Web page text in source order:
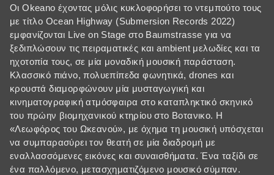
Οι Okeano έχοντας μόλις κυκλοφορήσει το ντεμπούτο τους
με τίτλο Ocean Highway (Submersion Records 2022)
εμφανίζονται Live on Stage στo Baumstrasse για να
ξεδιπλώσουν τις πειραματικές και ambient μελωδίες και τα
ηχοτοπία τους, σε μία μοναδική μουσική παράσταση.
Κλασσικό πιάνο, πολυεπίπεδα φωνητικά, drones και
κρουστά διαμορφώνουν μία μυσταγωγική και
κινηματογραφική ατμόσφαιρα στο καταπληκτικό σκηνικό
του πρώην βιομηχανικού κτηρίου στο Βοτανικο. Η
«Λεωφόρος του Ωκεανού», με όχημα τη μουσική υπόσχεται
να συμπαρασύρει τον θεατή σε μία διαδρομή με
εναλλασσόμενες εικόνες και συναισθήματα. Ένα ταξίδι σε
ένα παλλόμενο, μετασχηματιζόμενο μουσικό σύμπαν.